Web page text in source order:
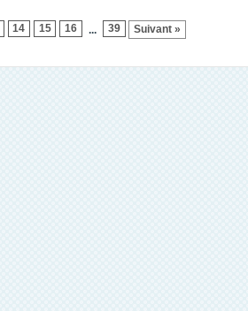
14 15 16 ... 39 Suivant »